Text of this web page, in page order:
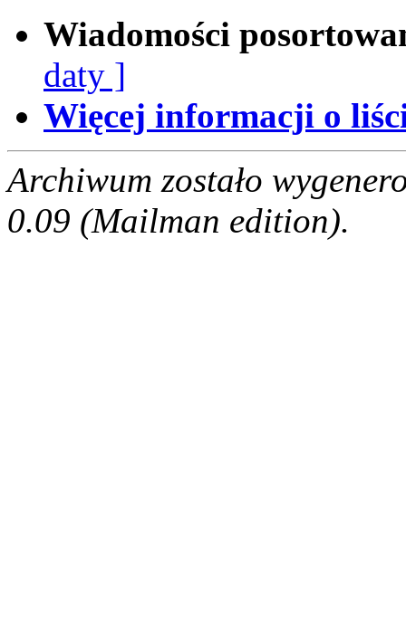
Wiadomości
daty ]
Więcej informacji o
Archiwum zostało
0.09 (Mailman edition).